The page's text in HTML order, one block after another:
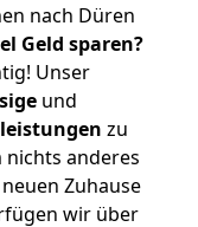
nach Düren
Geld sparen?
Unser
und
zu
nichts anderes
Zuhause
wir über